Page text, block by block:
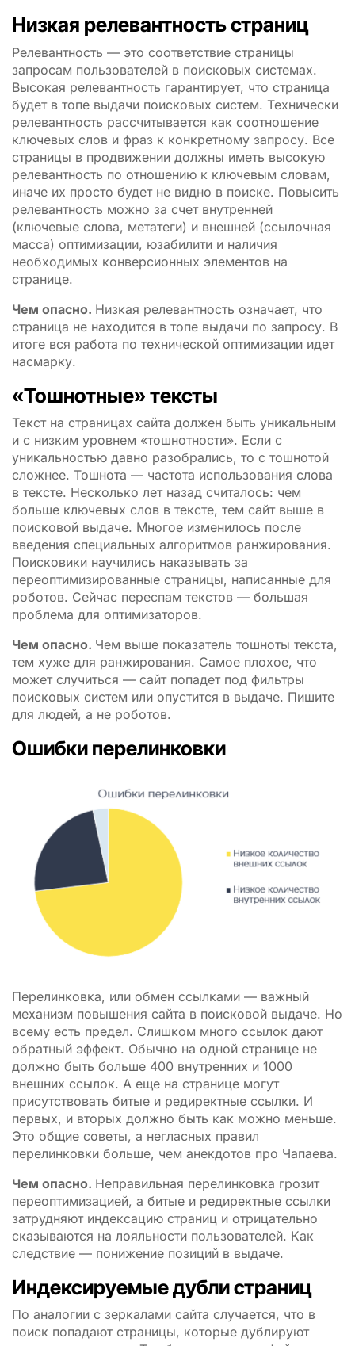
Низкая релевантность страниц
Релевантность — это соответствие страницы
запросам пользователей в поисковых системах.
Высокая релевантность гарантирует, что страница
будет в топе выдачи поисковых систем. Технически
релевантность рассчитывается как соотношение
ключевых слов и фраз к конкретному запросу. Все
страницы в продвижении должны иметь высокую
релевантность по отношению к ключевым словам,
иначе их просто будет не видно в поиске. Повысить
релевантность можно за счет внутренней
(ключевые слова, метатеги) и внешней (ссылочная
масса) оптимизации, юзабилити и наличия
необходимых конверсионных элементов на
странице.
Чем опасно. Низкая релевантность означает, что
страница не находится в топе выдачи по запросу. В
итоге вся работа по технической оптимизации идет
насмарку.
«Тошнотные» тексты
Текст на страницах сайта должен быть уникальным
и с низким уровнем «тошнотности». Если с
уникальностью давно разобрались, то с тошнотой
сложнее. Тошнота — частота использования слова
в тексте. Несколько лет назад считалось: чем
больше ключевых слов в тексте, тем сайт выше в
поисковой выдаче. Многое изменилось после
введения специальных алгоритмов ранжирования.
Поисковики научились наказывать за
переоптимизированные страницы, написанные для
роботов. Сейчас переспам текстов — большая
проблема для оптимизаторов.
Чем опасно. Чем выше показатель тошноты текста,
тем хуже для ранжирования. Самое плохое, что
может случиться — сайт попадет под фильтры
поисковых систем или опустится в выдаче. Пишите
для людей, а не роботов.
Ошибки перелинковки
Перелинковка, или обмен ссылками — важный
механизм повышения сайта в поисковой выдаче. Но
всему есть предел. Слишком много ссылок дают
обратный эффект. Обычно на одной странице не
должно быть больше 400 внутренних и 1000
внешних ссылок. А еще на странице могут
присутствовать битые и редиректные ссылки. И
первых, и вторых должно быть как можно меньше.
Это общие советы, а негласных правил
перелинковки больше, чем анекдотов про Чапаева.
Чем опасно. Неправильная перелинковка грозит
переоптимизацией, а битые и редиректные ссылки
затрудняют индексацию страниц и отрицательно
сказываются на лояльности пользователей. Как
следствие — понижение позиций в выдаче.
Индексируемые дубли страниц
По аналогии с зеркалами сайта случается, что в
поиск попадают страницы, которые дублируют